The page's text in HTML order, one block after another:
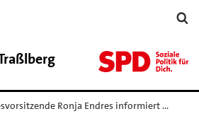
Ronja Endres informiert …